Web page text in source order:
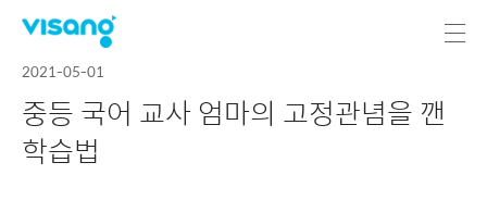
2021-05-01
중등 국어 교사 엄마의 고정관념을 깬
학습법